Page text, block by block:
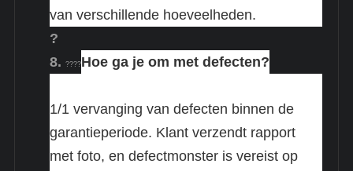
van verschillende hoeveelheden.
?
8. ????Hoe ga je om met defecten?
1/1 vervanging van defecten binnen de
garantieperiode. Klant verzendt rapport
met foto, en defectmonster is vereist op